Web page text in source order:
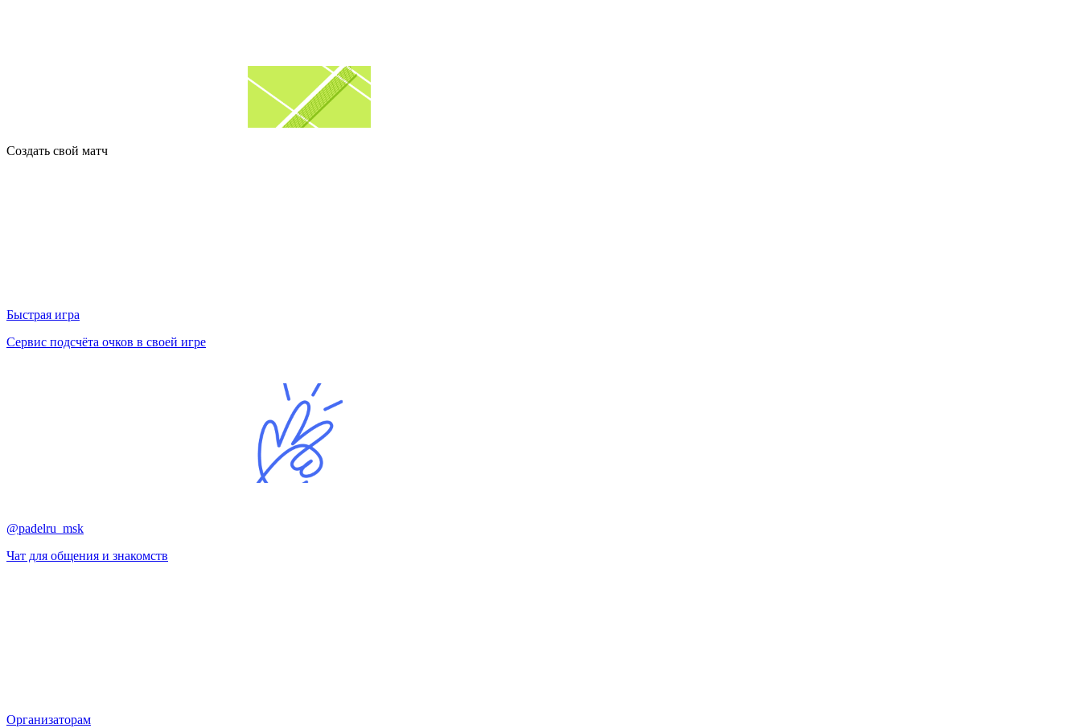
Создать свой матч
Быстрая игра
Сервис подсчёта очков в своей игре
@padelru_msk
Чат для общения и знакомств
Организаторам